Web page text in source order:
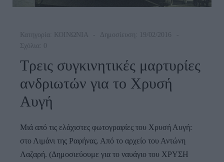
Κατηγορία: ΚΟΙΝΩΝΙΑ
Δημοσίευση: 19/02/2016
Σχόλια: 0
Τρεις συγκινητικές μαρτυρίες
ανδριωτών για το Χρυσή
Αυγή
Μιά από τις ελάχιστες φωτογραφίες του Χρυσή Αυγή:
στο Λιμάνι της Ραφήνας. Από το αρχείο του Αντώνη
Λαζαρή. (Δημοσιεύουμε για το ναυάγιο του ΧΡΥΣΗ